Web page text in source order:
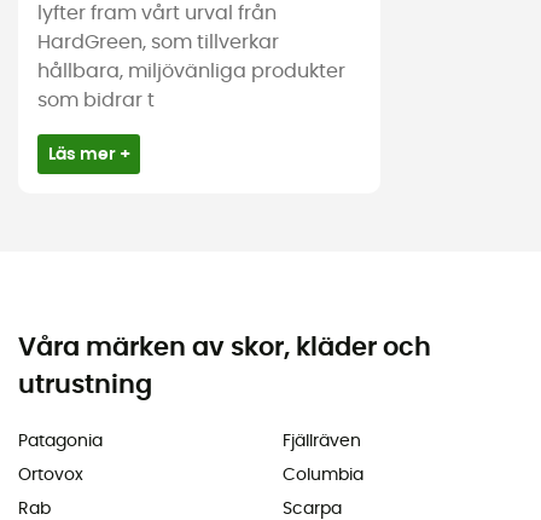
lyfter fram vårt urval från
HardGreen, som tillverkar
hållbara, miljövänliga produkter
som bidrar t
Läs mer +
Våra märken av skor, kläder och
utrustning
Patagonia
Ortovox
Rab
Fjällräven
Columbia
Scarpa